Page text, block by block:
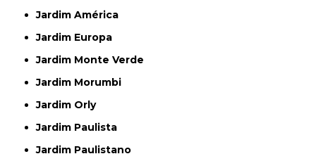
Jardim América
Jardim Europa
Jardim Monte Verde
Jardim Morumbi
Jardim Orly
Jardim Paulista
Jardim Paulistano